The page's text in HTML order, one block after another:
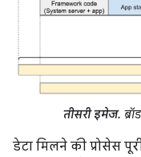
तीसरी इमेज.
डेटा मिलने की प्रोसेस